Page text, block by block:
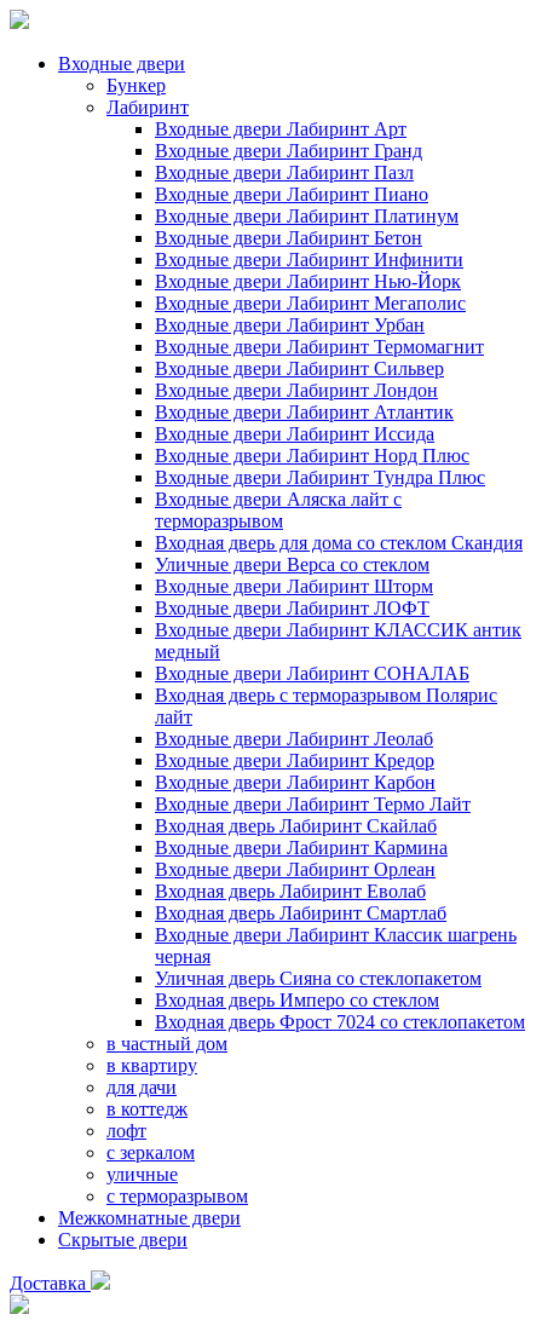
Входные двери
Бункер
Лабиринт
Входные двери Лабиринт Арт
Входные двери Лабиринт Гранд
Входные двери Лабиринт Пазл
Входные двери Лабиринт Пиано
Входные двери Лабиринт Платинум
Входные двери Лабиринт Бетон
Входные двери Лабиринт Инфинити
Входные двери Лабиринт Нью-Йорк
Входные двери Лабиринт Мегаполис
Входные двери Лабиринт Урбан
Входные двери Лабиринт Термомагнит
Входные двери Лабиринт Сильвер
Входные двери Лабиринт Лондон
Входные двери Лабиринт Атлантик
Входные двери Лабиринт Иссида
Входные двери Лабиринт Норд Плюс
Входные двери Лабиринт Тундра Плюс
Входные двери Аляска лайт с
терморазрывом
Входная дверь для дома со стеклом Скандия
Уличные двери Верса со стеклом
Входные двери Лабиринт Шторм
Входные двери Лабиринт ЛОФТ
Входные двери Лабиринт КЛАССИК антик
медный
Входные двери Лабиринт СОНАЛАБ
Входная дверь с терморазрывом Полярис
лайт
Входные двери Лабиринт Леолаб
Входные двери Лабиринт Кредор
Входные двери Лабиринт Карбон
Входные двери Лабиринт Термо Лайт
Входная дверь Лабиринт Скайлаб
Входные двери Лабиринт Кармина
Входные двери Лабиринт Орлеан
Входная дверь Лабиринт Еволаб
Входная дверь Лабиринт Смартлаб
Входные двери Лабиринт Классик шагрень
черная
Уличная дверь Сияна со стеклопакетом
Входная дверь Имперо со стеклом
Входная дверь Фрост 7024 со стеклопакетом
в частный дом
в квартиру
для дачи
в коттедж
лофт
с зеркалом
уличные
с терморазрывом
Межкомнатные двери
Скрытые двери
Доставка